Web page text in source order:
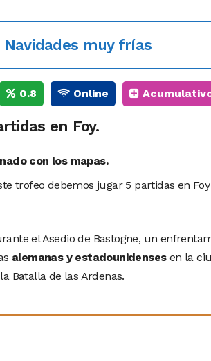
Navidades muy frías
0.8 Online
en Foy.
con los mapas.
trofeo debemos jugar 5 partidas en Foy
el Asedio de Bastogne, un
alemanas y estadounidensesen la
Batalla de las Ardenas.